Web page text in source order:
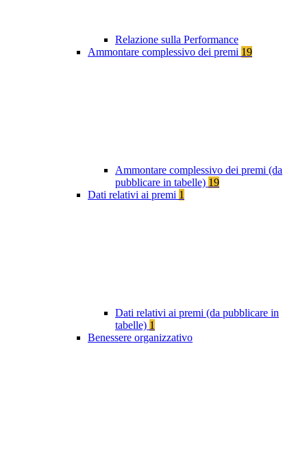
Relazione sulla Performance
Ammontare complessivo dei premi 19
Ammontare complessivo dei premi (da
pubblicare in tabelle) 19
Dati relativi ai premi 1
Dati relativi ai premi (da pubblicare in
tabelle) 1
Benessere organizzativo